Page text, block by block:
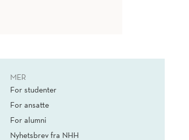
MER
For studenter
For ansatte
For alumni
Nyhetsbrev fra NHH